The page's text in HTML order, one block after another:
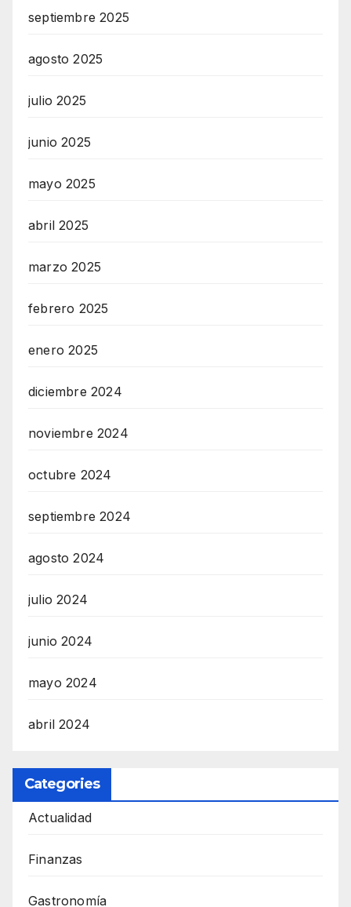
septiembre 2025
agosto 2025
julio 2025
junio 2025
mayo 2025
abril 2025
marzo 2025
febrero 2025
enero 2025
diciembre 2024
noviembre 2024
octubre 2024
septiembre 2024
agosto 2024
julio 2024
junio 2024
mayo 2024
abril 2024
Categories
Actualidad
Finanzas
Gastronomía